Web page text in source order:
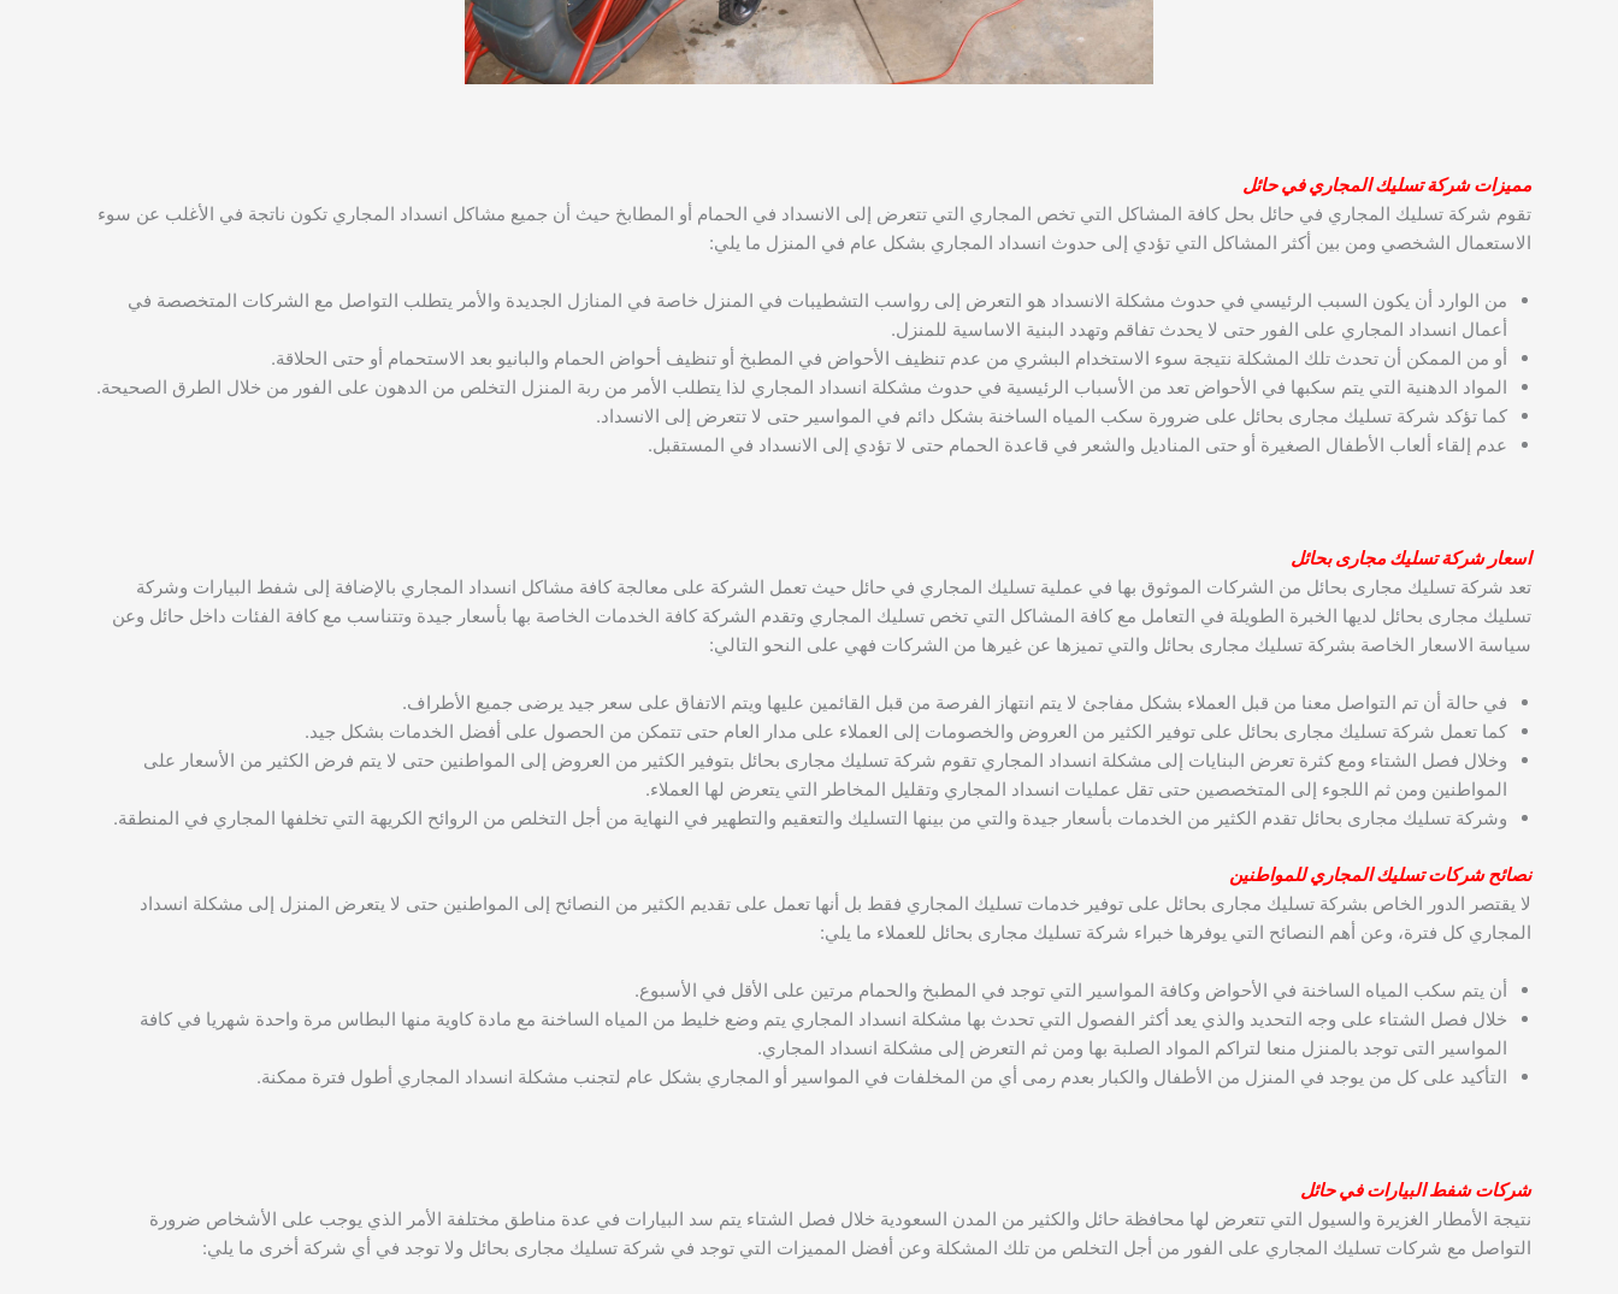
مميزات شركة تسليك المجاري في حائل
تقوم شركة تسليك المجاري في حائل بحل كافة المشاكل التي تخص المجاري التي تتعرض إلى الانسداد في الحمام أو المطابخ حيث أن جميع مشاكل انسداد المجاري تكون ناتجة في الأغلب عن سوء
الاستعمال الشخصي ومن بين أكثر المشاكل التي تؤدي إلى حدوث انسداد المجاري بشكل عام في المنزل ما يلي:
من الوارد أن يكون السبب الرئيسي في حدوث مشكلة الانسداد هو التعرض إلى رواسب التشطيبات في المنزل خاصة في المنازل الجديدة والأمر يتطلب التواصل مع الشركات المتخصصة في
أعمال انسداد المجاري على الفور حتى لا يحدث تفاقم وتهدد البنية الاساسية للمنزل.
أو من الممكن أن تحدث تلك المشكلة نتيجة سوء الاستخدام البشري من عدم تنظيف الأحواض في المطبخ أو تنظيف أحواض الحمام والبانيو بعد الاستحمام أو حتى الحلاقة.
المواد الدهنية التي يتم سكبها في الأحواض تعد من الأسباب الرئيسية في حدوث مشكلة انسداد المجاري لذا يتطلب الأمر من ربة المنزل التخلص من الدهون على الفور من خلال الطرق الصحيحة.
كما تؤكد شركة تسليك مجارى بحائل على ضرورة سكب المياه الساخنة بشكل دائم في المواسير حتى لا تتعرض إلى الانسداد.
عدم إلقاء ألعاب الأطفال الصغيرة أو حتى المناديل والشعر في قاعدة الحمام حتى لا تؤدي إلى الانسداد في المستقبل.
اسعارشركة تسليك مجارى بحائل
تعد شركة تسليك مجارى بحائل من الشركات الموثوق بها في عملية تسليك المجاري في حائل حيث تعمل الشركة على معالجة كافة مشاكل انسداد المجاري بالإضافة إلى شفط البيارات وشركة
تسليك مجارى بحائل لديها الخبرة الطويلة في التعامل مع كافة المشاكل التي تخص تسليك المجاري وتقدم الشركة كافة الخدمات الخاصة بها بأسعار جيدة وتتناسب مع كافة الفئات داخل حائل وعن
سياسة الاسعار الخاصة بشركة تسليك مجارى بحائل والتي تميزها عن غيرها من الشركات فهي على النحو التالي:
في حالة أن تم التواصل معنا من قبل العملاء بشكل مفاجئ لا يتم انتهاز الفرصة من قبل القائمين عليها ويتم الاتفاق على سعر جيد يرضى جميع الأطراف.
كما تعمل شركة تسليك مجارى بحائل على توفير الكثير من العروض والخصومات إلى العملاء على مدار العام حتى تتمكن من الحصول على أفضل الخدمات بشكل جيد.
وخلال فصل الشتاء ومع كثرة تعرض البنايات إلى مشكلة انسداد المجاري تقوم شركة تسليك مجارى بحائل بتوفير الكثير من العروض إلى المواطنين حتى لا يتم فرض الكثير من الأسعار على
المواطنين ومن ثم اللجوء إلى المتخصصين حتى تقل عمليات انسداد المجاري وتقليل المخاطر التي يتعرض لها العملاء.
وشركة تسليك مجارى بحائل تقدم الكثير من الخدمات بأسعار جيدة والتي من بينها التسليك والتعقيم والتطهير في النهاية من أجل التخلص من الروائح الكريهة التي تخلفها المجاري في المنطقة.
نصائح شركات تسليك المجاري للمواطنين
لا يقتصر الدور الخاص بشركة تسليك مجارى بحائل على توفير خدمات تسليك المجاري فقط بل أنها تعمل على تقديم الكثير من النصائح إلى المواطنين حتى لا يتعرض المنزل إلى مشكلة انسداد
المجاري كل فترة، وعن أهم النصائح التي يوفرها خبراء شركة تسليك مجارى بحائل للعملاء ما يلي:
أن يتم سكب المياه الساخنة في الأحواض وكافة المواسير التي توجد في المطبخ والحمام مرتين على الأقل في الأسبوع.
خلال فصل الشتاء على وجه التحديد والذي يعد أكثر الفصول التي تحدث بها مشكلة انسداد المجاري يتم وضع خليط من المياه الساخنة مع مادة كاوية منها البطاس مرة واحدة شهريا في كافة
المواسير التى توجد بالمنزل منعا لتراكم المواد الصلبة بها ومن ثم التعرض إلى مشكلة انسداد المجاري.
التأكيد على كل من يوجد في المنزل من الأطفال والكبار بعدم رمى أي من المخلفات في المواسير أو المجاري بشكل عام لتجنب مشكلة انسداد المجاري أطول فترة ممكنة.
شركات شفط البيارات في حائل
نتيجة الأمطار الغزيرة والسيول التي تتعرض لها محافظة حائل والكثير من المدن السعودية خلال فصل الشتاء يتم سد البيارات في عدة مناطق مختلفة الأمر الذي يوجب على الأشخاص ضرورة
التواصل مع شركات تسليك المجاري على الفور من أجل التخلص من تلك المشكلة وعن أفضل المميزات التي توجد في شركة تسليك مجارى بحائل ولا توجد في أي شركة أخرى ما يلي: